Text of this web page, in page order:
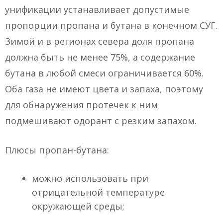
унификации устанавливает допустимые
пропорции пропана и бутана в конечном СУГ.
Зимой и в регионах севера доля пропана
должна быть не менее 75%, а содержание
бутана в любой смеси ограничивается 60%.
Оба газа не имеют цвета и запаха, поэтому
для обнаружения протечек к ним
подмешивают одорант с резким запахом.
Плюсы пропан-бутана:
можно использовать при
отрицательной температуре
окружающей среды;